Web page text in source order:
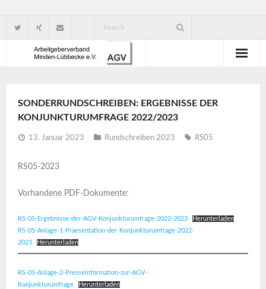
Verbandsorganisation
Ansprechpartner
Gute Gründe für eine Mitgliedschaft
SONDERRUNDSCHREIBEN: ERGEBNISSE DER
KONJUNKTURUMFRAGE 2022/2023
13. Januar 2023 Rundschreiben 2023 RS05
RS05-2023
Vorhandene PDF-Dokumente:
RS-05-Ergebnisse-der-AGV-Konjunkturumfrage-2022-2023
Herunterladen
RS-05-Anlage-1-Praesentation-der-Konjunkturumfrage-2022-
2023
Herunterladen
RS-05-Anlage-2-Presseinformation-zur-AGV-
Konjunkturumfrage
Herunterladen